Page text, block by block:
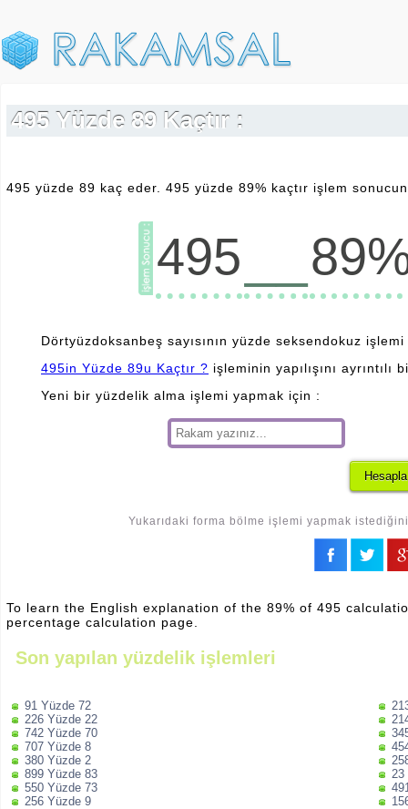
495 Yüzde 89 Kaçtır :
495 yüzde 89 kaç eder. 495 yüzde 89% kaçtır işlem
495
Dörtyüzdoksanbeş sayısının yüzde seksendokuz
495in Yüzde 89u Kaçtır ? işleminin yapılışını
Yeni bir yüzdelik alma işlemi yapmak için :
Yukarıdaki forma bölme işlemi yapmak
To learn the English explanation of the 89% of 495
percentage calculation page.
Son yapılan yüzdelik işlemleri
91 Yüzde 72
226 Yüzde 22
742 Yüzde 70
707 Yüzde 8
380 Yüzde 2
899 Yüzde 83
550 Yüzde 73
256 Yüzde 9
23